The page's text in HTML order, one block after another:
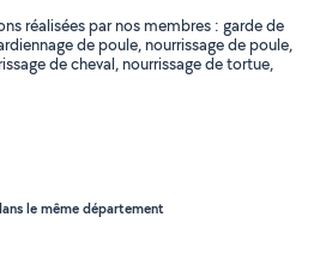
réalisées par nos membres : garde de
de poule, nourrissage de poule,
de cheval, nourrissage de tortue,
le même département